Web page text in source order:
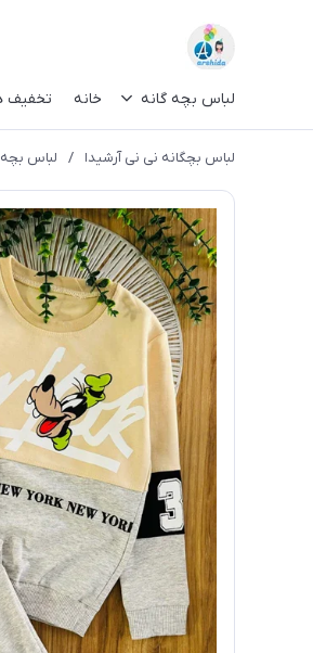
لباس بچه گانه خانه تخفیف
لباس بچگانه نی نی آرشیدا / لباس بچه